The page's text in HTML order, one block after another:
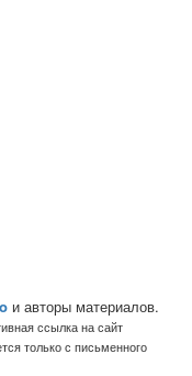
и авторы материалов.
ссылка на сайт
только с письменного